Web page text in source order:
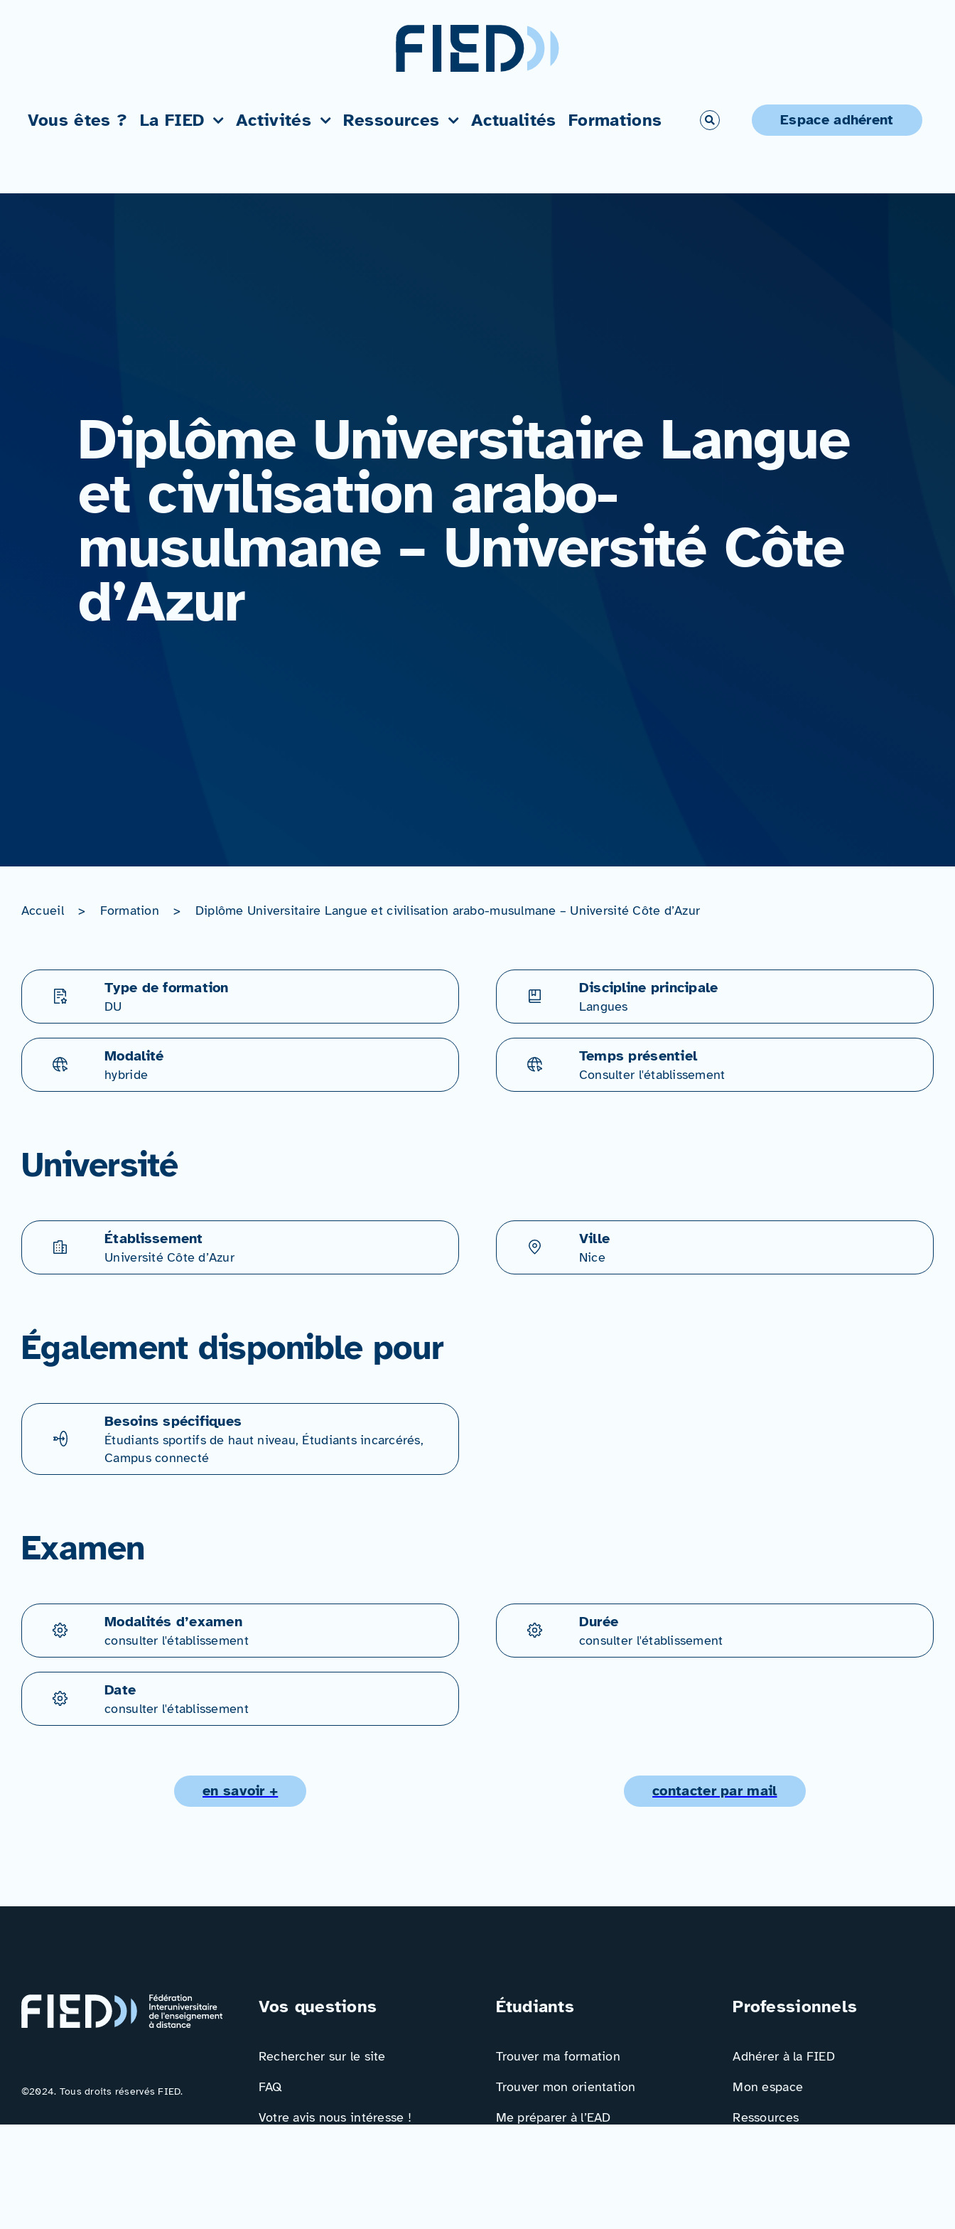
Vous êtes ? La FIED Activités Ressources Actualités Formations Espace adhérent
Diplôme Universitaire Langue
et civilisation arabo-
musulmane – Université Côte
d’Azur
Accueil > Formation > Diplôme Universitaire Langue et civilisation arabo-musulmane – Université Côte d’Azur
Type de formation
DU
Discipline principale
Langues
Modalité
hybride
Temps présentiel
Consulter l'établissement
Université
Établissement
Université Côte d’Azur
Ville
Nice
Également disponible pour
Besoins spécifiques
Étudiants sportifs de haut niveau, Étudiants incarcérés,
Campus connecté
Examen
Modalités d’examen
consulter l'établissement
Durée
consulter l'établissement
Date
consulter l'établissement
en savoir + contacter par mail
©2024. Tous droits réservés FIED.
Vos questions
Rechercher sur le site
FAQ
Votre avis nous intéresse !
Étudiants
Trouver ma formation
Trouver mon orientation
Me préparer à l’EAD
Professionnels
Adhérer à la FIED
Mon espace
Ressources